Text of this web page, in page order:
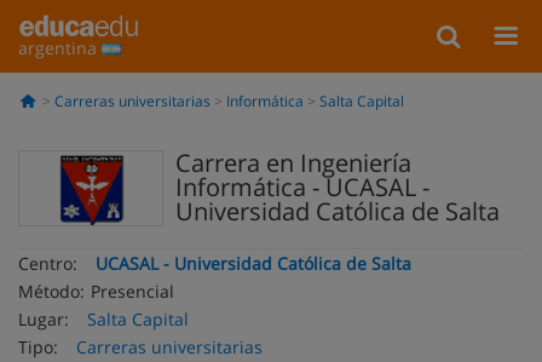
argentina
Carreras universitarias Informática Salta Capital
Carrera en Ingeniería
Informática - UCASAL -
Universidad Católica de Salta
Centro:
UCASAL - Universidad Católica de Salta
Método: Presencial
Lugar:
Salta Capital
Tipo:
Carreras universitarias